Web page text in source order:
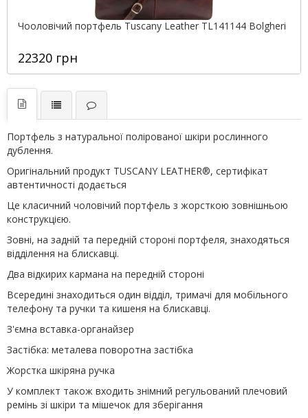
Чооловічий портфель Tuscany Leather TL141144 Bolgheri
22320 грн
Портфель з натуральної полірованої шкіри рослинного
дублення.
Оригінальний продукт TUSCANY LEATHER®, сертифікат
автентичності додається
Це класичний чоловічий портфель з жорсткою зовнішньою
конструкцією.
Зовні, на задній та передній стороні портфеля, знаходяться
відділення на блискавці.
Два відкирих кармана на передній стороні
Всередині знаходиться один відділ, тримачі для мобільного
телефону та ручки та кишеня на блискавці.
З'ємна вставка-органайзер
Застібка: металева поворотна застібка
Жорстка шкіряна ручка
У комплект також входить знімний регульований плечовий
ремінь зі шкіри та мішечок для зберігання